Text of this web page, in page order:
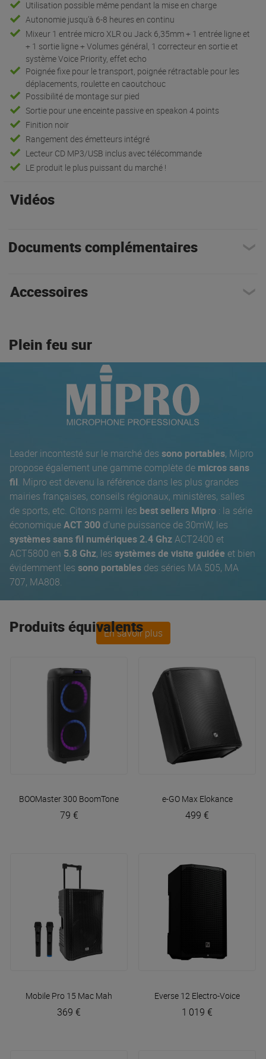
Utilisation possible même pendant la mise en charge
Autonomie jusqu’à 6-8 heures en continu
Mixeur 1 entrée micro XLR ou Jack 6,35mm + 1 entrée ligne et
+ 1 sortie ligne + Volumes général, 1 correcteur en sortie et
système Voice Priority, effet echo
Poignée fixe pour le transport, poignée rétractable pour les
déplacements, roulette en caoutchouc
Possibilité de montage sur pied
Sortie pour une enceinte passive en speakon 4 points
Finition noir
Rangement des émetteurs intégré
Lecteur CD MP3/USB inclus avec télécommande
LE produit le plus puissant du marché !
Vidéos
Documents complémentaires
Accessoires
Plein feu sur
Leader incontesté sur le marché des sono portables, Mipro
propose également une gamme complète de micros sans
fil. Mipro est devenu la référence dans les plus grandes
mairies françaises, conseils régionaux, ministères, salles
de sports, etc. Citons parmi les best sellers Mipro : la série
économiqueACT 300 d’une puissance de 30mW, les
systèmes sans fil numériques 2.4 GhzACT2400 et
ACT5800 en 5.8 Ghz, les systèmes de visite guidée et bien
évidemment les sono portables des séries MA 505, MA
707, MA808.
En savoir plus
Produits équivalents
BOOMaster 300 BoomTone DJ
79 €
e-GO Max Elokance
499 €
Mobile Pro 15 Mac Mah
369 €
Everse 12 Electro-Voice
1 019 €